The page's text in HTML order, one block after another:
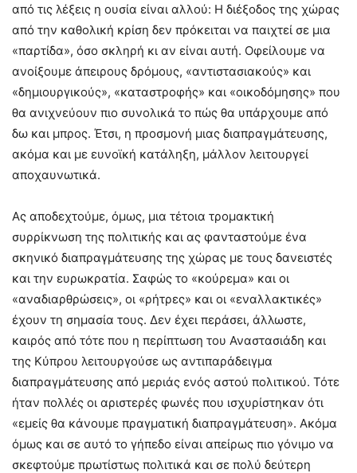
από τις λέξεις η ουσία είναι αλλού: Η διέξοδος της χώρας
από την καθολική κρίση δεν πρόκειται να παιχτεί σε μια
«παρτίδα», όσο σκληρή κι αν είναι αυτή. Οφείλουμε να
ανοίξουμε άπειρους δρόμους, «αντιστασιακούς» και
«δημιουργικούς», «καταστροφής» και «οικοδόμησης» που
θα ανιχνεύουν πιο συνολικά το πώς θα υπάρχουμε από
δω και μπρος. Έτσι, η προσμονή μιας διαπραγμάτευσης,
ακόμα και με ευνοϊκή κατάληξη, μάλλον λειτουργεί
αποχαυνωτικά.
Ας αποδεχτούμε, όμως, μια τέτοια τρομακτική
συρρίκνωση της πολιτικής και ας φανταστούμε ένα
σκηνικό διαπραγμάτευσης της χώρας με τους δανειστές
και την ευρωκρατία. Σαφώς το «κούρεμα» και οι
«αναδιαρθρώσεις», οι «ρήτρες» και οι «εναλλακτικές»
έχουν τη σημασία τους. Δεν έχει περάσει, άλλωστε,
καιρός από τότε που η περίπτωση του Αναστασιάδη και
της Κύπρου λειτουργούσε ως αντιπαράδειγμα
διαπραγμάτευσης από μεριάς ενός αστού πολιτικού. Τότε
ήταν πολλές οι αριστερές φωνές που ισχυρίστηκαν ότι
«εμείς θα κάνουμε πραγματική διαπραγμάτευση». Ακόμα
όμως και σε αυτό το γήπεδο είναι απείρως πιο γόνιμο να
σκεφτούμε πρωτίστως πολιτικά και σε πολύ δεύτερη